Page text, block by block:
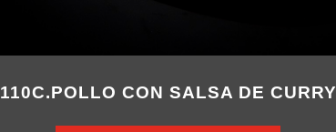
110C.POLLO CON SALSA DE CURRY